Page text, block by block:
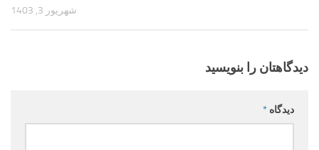
شهریور 3, 1403
دیدگاهتان را بنویسید
دیدگاه *